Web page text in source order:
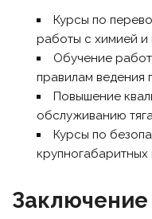
Курсы по
работы с химией
Обучение
правилам ведения
Повышение
обслуживанию
Курсы по
крупногабаритных
Заключение